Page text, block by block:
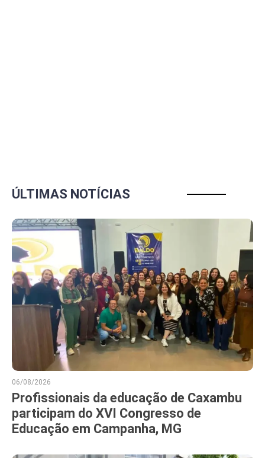
ÚLTIMAS NOTÍCIAS
06/08/2026
Profissionais da educação de Caxambu
participam do XVI Congresso de
Educação em Campanha, MG